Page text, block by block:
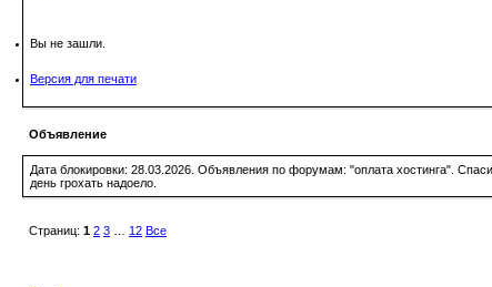
Вы не зашли.
Версия для печати
Объявление
Дата блокировки: 28.03.2026. Объявления по форумам: "оплата хостинга".
день грохать надоело.
Страниц: 1 2 3 … 12 Все